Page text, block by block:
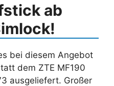
ab
bei diesem Angebot
dem ZTE MF190
ausgeliefert. Großer